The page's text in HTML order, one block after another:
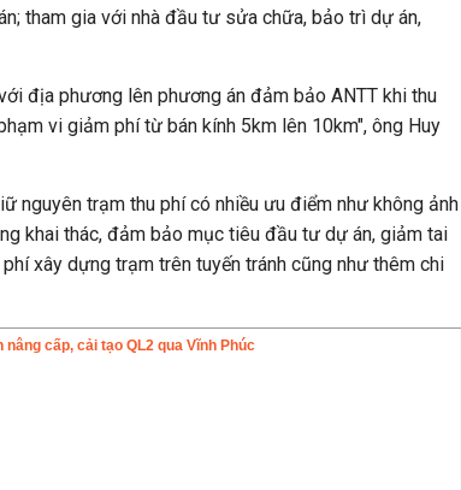
tham gia với nhà đầu tư sửa chữa, bảo trì dự án,
địa phương lên phương án đảm bảo ANTT khi thu
vi giảm phí từ bán kính 5km lên 10km", ông Huy
nguyên trạm thu phí có nhiều ưu điểm như không ảnh
khai thác, đảm bảo mục tiêu đầu tư dự án, giảm tai
xây dựng trạm trên tuyến tránh cũng như thêm chi
cấp, cải tạo QL2 qua Vĩnh Phúc